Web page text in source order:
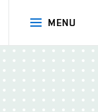
MENU